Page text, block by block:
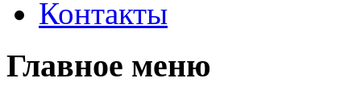
Контакты
Главное меню